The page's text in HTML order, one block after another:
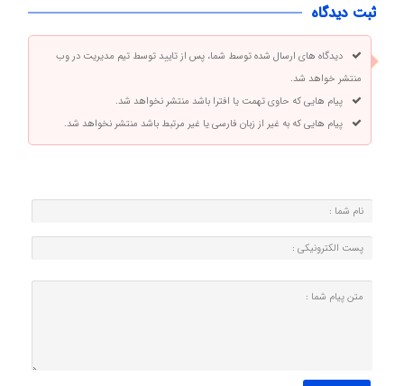
ثبت دیدگاه
دیدگاه های ارسال شده توسط شما، پس از تایید توسط تیم مدیریت در وب
منتشر خواهد شد.
پیام هایی که حاوی تهمت یا افترا باشد منتشر نخواهد شد.
پیام هایی که به غیر از زبان فارسی یا غیر مرتبط باشد منتشر نخواهد شد.